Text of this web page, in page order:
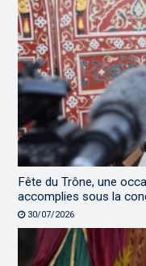
Fête du Trône, une
accomplies sous la
30/07/2026